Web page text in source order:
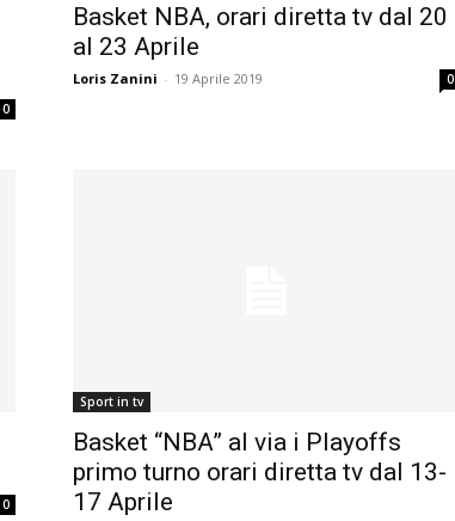
0
Basket NBA, orari diretta tv dal 20
al 23 Aprile
Loris Zanini - 19 Aprile 2019 0
0
Sport in tv
Basket “NBA” al via i Playoffs
primo turno orari diretta tv dal 13-
17 Aprile